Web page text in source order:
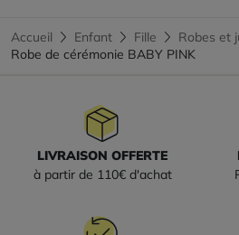
Accueil Enfant Fille
Robes et
Robe de cérémonie BABY PINK
LIVRAISON OFFERTE
à partir de 110€ d'achat